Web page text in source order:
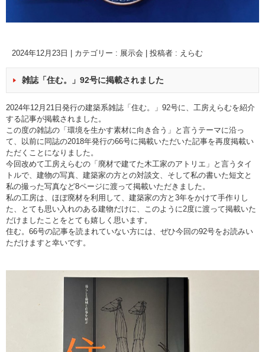
2024年12月23日 カテゴリー : 展示会 投稿者 : えらむ
雑誌「住む。」92号に掲載されました
2024年12月21日発行の建築系雑誌「住む。」92号に、工房えらむを紹介
する記事が掲載されました。
この度の雑誌の「環境を生かす素材に向き合う」と言うテーマに沿っ
て、以前に同誌の2018年発行の66号に掲載いただいた記事を再度掲載い
ただくことになりました。
今回改めて工房えらむの「廃材で建てた木工家のアトリエ」と言うタイ
トルで、建物の写真、建築家の方との対談文、そして私の書いた短文と
私の撮った写真など8ページに渡って掲載いただきました。
私の工房は、ほぼ廃材を利用して、建築家の方と3年をかけて手作りし
た、とても思い入れのある建物だけに、このように2度に渡って掲載いた
だけましたことをとても嬉しく思います。
住む。66号の記事を読まれていない方には、ぜひ今回の92号をお読みい
ただけますと幸いです。